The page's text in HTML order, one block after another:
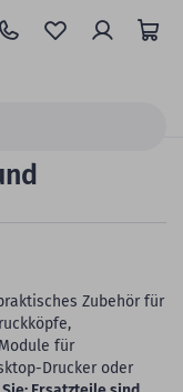
Zubehör für
für
Drucker oder